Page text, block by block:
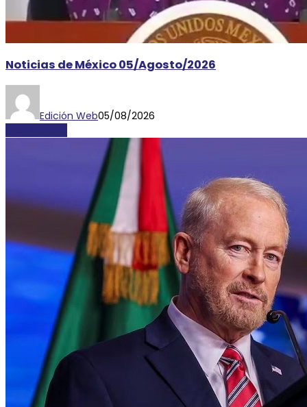
Noticias de México 05/Agosto/2026
Edición Web05/08/2026